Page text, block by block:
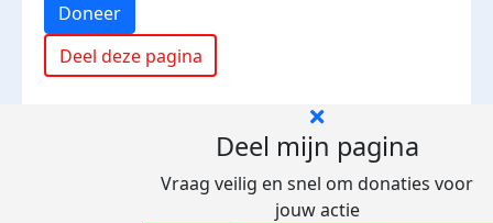
Doneer
Deel deze pagina
Deel mijn pagina
Vraag veilig en snel om donaties voor
jouw actie